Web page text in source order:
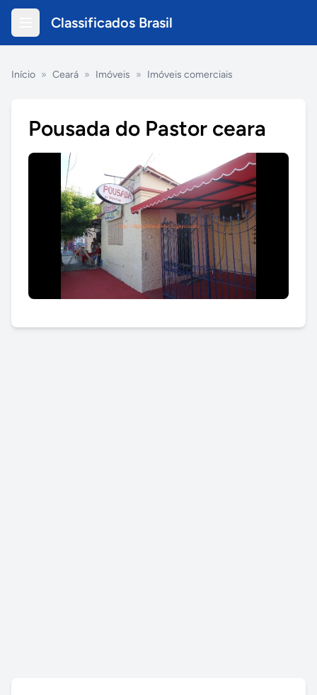
Classificados Brasil
Início » Ceará » Imóveis » Imóveis comerciais
Pousada do Pastor ceara